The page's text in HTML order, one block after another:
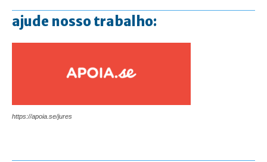
ajude nosso trabalho:
https://apoia.se/jures